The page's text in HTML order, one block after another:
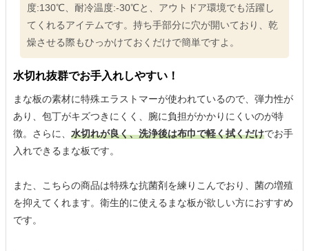
度:130℃、耐冷温度:-30℃と、アウトドア環境でも活躍し
てくれるアイテムです。持ち手部分に穴が開いており、乾
燥させる際もひっかけておくだけで簡単ですよ。
水切れ抜群でお手入れしやすい！
まな板の素材に特殊エラストマーが使われているので、弾力性が
あり、包丁がキズつきにくく、腕に負担がかかりにくいのが特
徴。さらに、 水切れが良く、洗浄後は布巾で軽く拭くだけでお手
入れできるまな板です。
また、こちらの商品は特殊な抗菌剤を練りこんでおり、菌の増殖
を抑えてくれます。衛生的に使えるまな板が欲しい方におすすめ
です。